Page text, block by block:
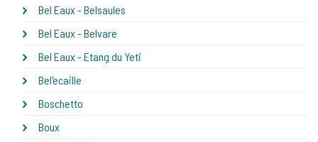
Bel Eaux - Belsaules
Bel Eaux - Belvare
Bel Eaux - Etang du Yeti
Bel'ecaille
Boschetto
Boux